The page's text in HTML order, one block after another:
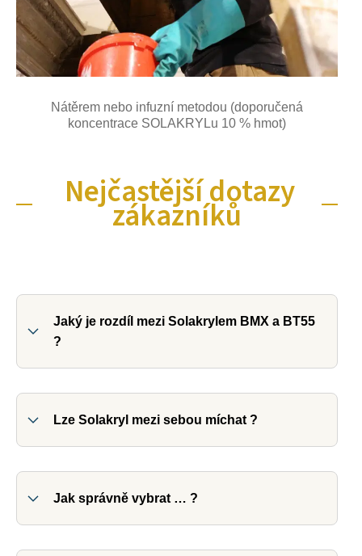
Nátěrem nebo infuzní metodou (doporučená
koncentrace SOLAKRYLu 10 % hmot)
Nejčastější dotazy
zákazníků
Jaký je rozdíl mezi Solakrylem BMX a BT55
?
Lze Solakryl mezi sebou míchat ?
Jak správně vybrat … ?